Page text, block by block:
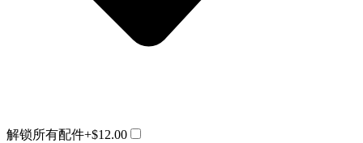
解锁所有配件+$12.00